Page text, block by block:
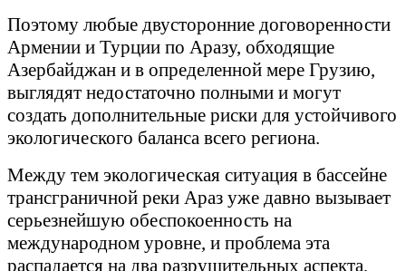
Поэтому любые двусторонние договоренности
Армении и Турции по Аразу, обходящие
Азербайджан и в определенной мере Грузию,
выглядят недостаточно полными и могут
создать дополнительные риски для устойчивого
экологического баланса всего региона.
Между тем экологическая ситуация в бассейне
трансграничной реки Араз уже давно вызывает
серьезнейшую обеспокоенность на
международном уровне, и проблема эта
распадается на два разрушительных аспекта,